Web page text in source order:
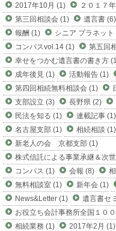
2017年10月 (1)
２０１７
第三回相談会 (1)
遺言書 (6)
報酬 (1)
シニア プラネット
コンパスvol.14 (1)
第五回
幸せをつかむ遺言書の書き方
成年後見 (1)
活動報告 (1)
第四回相続無料相談会 (1)
支部設立 (3)
長野県 (2)
民法を知る (1)
連載記事 (1)
名古屋支部 (1)
相続相談 (1)
新老人の会 京都支部 (1)
株式信託による事業承継＆次
コンパス (1)
会報 (8)
無料相談室 (1)
新年会 (1)
News&Letter (1)
遺言書セ
お役立ち会計事務所全国１０
相続業務 (1)
2017年2月 (1)